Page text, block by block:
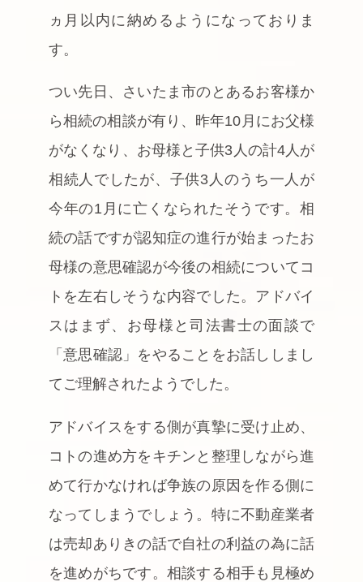
ヵ月以内に納めるようになっておりま
す。
つい先日、さいたま市のとあるお客様か
ら相続の相談が有り、昨年10月にお父様
がなくなり、お母様と子供3人の計4人が
相続人でしたが、子供3人のうち一人が
今年の1月に亡くなられたそうです。相
続の話ですが認知症の進行が始まったお
母様の意思確認が今後の相続についてコ
トを左右しそうな内容でした。アドバイ
スはまず、お母様と司法書士の面談で
「意思確認」をやることをお話ししまし
てご理解されたようでした。
アドバイスをする側が真摯に受け止め、
コトの進め方をキチンと整理しながら進
めて行かなければ争族の原因を作る側に
なってしまうでしょう。特に不動産業者
は売却ありきの話で自社の利益の為に話
を進めがちです。相談する相手も見極め